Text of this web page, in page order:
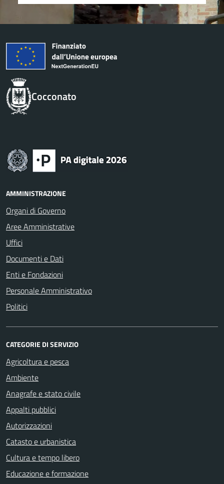
Cocconato
AMMINISTRAZIONE
Organi di Governo
Aree Amministrative
Uffici
Documenti e Dati
Enti e Fondazioni
Personale Amministrativo
Politici
CATEGORIE DI SERVIZIO
Agricoltura e pesca
Ambiente
Anagrafe e stato civile
Appalti pubblici
Autorizzazioni
Catasto e urbanistica
Cultura e tempo libero
Educazione e formazione